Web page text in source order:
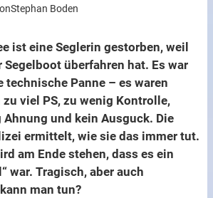
Stephan Boden
ist eine Seglerin gestorben, weil
überfahren hat. Es war
technische Panne – es waren
viel PS, zu wenig Kontrolle,
und kein Ausguck. Die
ermittelt, wie sie das immer tut.
am Ende stehen, dass es ein
war. Tragisch, aber auch
man tun?